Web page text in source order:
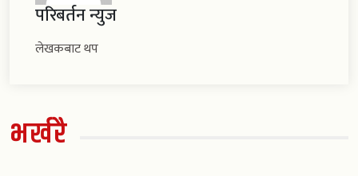
परिबर्तन न्युज
लेखकबाट थप
भर्खरै